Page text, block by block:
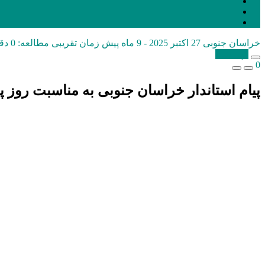
خراسان جنوبی 27 اکتبر 2025 - 9 ماه پیش
زمان تقریبی مطالعه: 0 دقیقه
0
پیام استاندار خراسان جنوبی به مناسبت روز